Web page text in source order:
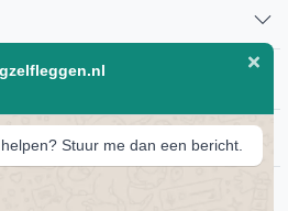
Stuur me dan een bericht.